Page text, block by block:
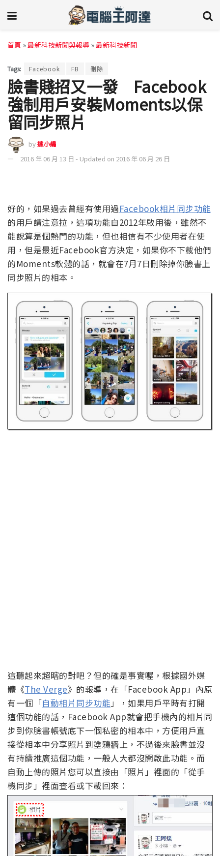
首頁 »最新科技新聞與報導 »最新科技新聞
Tags: Facebook FB 刪除
臉書賤招又一發 Facebook
強制用戶安裝Moments以保
留同步照片
by達小編
2016 年 06 月 13 日 - Updated on 2016 年 06 月 26 日
好的，如果過去曾經有使用過Facebook相片同步功能
的用戶請注意拉，這項功能自2012年啟用後，雖然不
能說算是個熱門的功能，但也相信有不少使用者在使
用，但是最近Facebook官方決定，如果你不下載他們
的Moments軟體的話，就會在7月7日刪除掉你臉書上
同步照片的相本。
這聽起來超瞎的對吧？但的確是事實喔，根據國外媒
體《The Verge》的報導，在「Facebook App」內原
有一個「自動相片同步功能」，如果用戶平時有打開
這個功能的話，Facebook App就會把手機內的相片同
步到你臉書帳號底下一個私密的相本中，方便用戶直
接從相本中分享照片到塗鴉牆上，不過後來臉書並沒
有持續推廣這個功能，一般人大都沒開啟此功能。而
自動上傳的照片您可以直接由「照片」裡面的「從手
機同步」裡面查看或下載回來：